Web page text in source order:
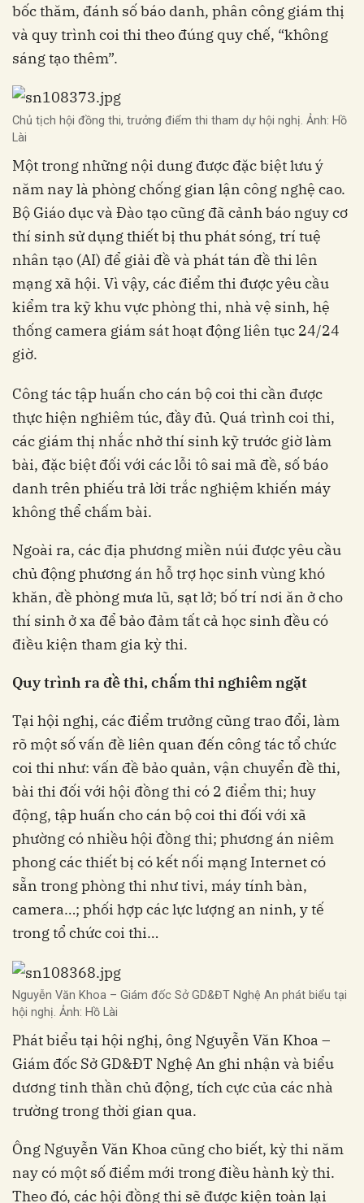
bốc thăm, đánh số báo danh, phân công giám thị
và quy trình coi thi theo đúng quy chế, “không
sáng tạo thêm”.
Chủ tịch hội đồng thi, trưởng điểm thi tham dự hội nghị. Ảnh: Hồ
Lài
Một trong những nội dung được đặc biệt lưu ý
năm nay là phòng chống gian lận công nghệ cao.
Bộ Giáo dục và Đào tạo cũng đã cảnh báo nguy cơ
thí sinh sử dụng thiết bị thu phát sóng, trí tuệ
nhân tạo (AI) để giải đề và phát tán đề thi lên
mạng xã hội. Vì vậy, các điểm thi được yêu cầu
kiểm tra kỹ khu vực phòng thi, nhà vệ sinh, hệ
thống camera giám sát hoạt động liên tục 24/24
giờ.
Công tác tập huấn cho cán bộ coi thi cần được
thực hiện nghiêm túc, đầy đủ. Quá trình coi thi,
các giám thị nhắc nhở thí sinh kỹ trước giờ làm
bài, đặc biệt đối với các lỗi tô sai mã đề, số báo
danh trên phiếu trả lời trắc nghiệm khiến máy
không thể chấm bài.
Ngoài ra, các địa phương miền núi được yêu cầu
chủ động phương án hỗ trợ học sinh vùng khó
khăn, đề phòng mưa lũ, sạt lở; bố trí nơi ăn ở cho
thí sinh ở xa để bảo đảm tất cả học sinh đều có
điều kiện tham gia kỳ thi.
Quy trình ra đề thi, chấm thi nghiêm ngặt
Tại hội nghị, các điểm trưởng cũng trao đổi, làm
rõ một số vấn đề liên quan đến công tác tổ chức
coi thi như: vấn đề bảo quản, vận chuyển đề thi,
bài thi đối với hội đồng thi có 2 điểm thi; huy
động, tập huấn cho cán bộ coi thi đối với xã
phường có nhiều hội đồng thi; phương án niêm
phong các thiết bị có kết nối mạng Internet có
sẵn trong phòng thi như tivi, máy tính bàn,
camera…; phối hợp các lực lượng an ninh, y tế
trong tổ chức coi thi…
Nguyễn Văn Khoa – Giám đốc Sở GD&ĐT Nghệ An phát biểu tại
hội nghị. Ảnh: Hồ Lài
Phát biểu tại hội nghị, ông Nguyễn Văn Khoa –
Giám đốc Sở GD&ĐT Nghệ An ghi nhận và biểu
dương tinh thần chủ động, tích cực của các nhà
trường trong thời gian qua.
Ông Nguyễn Văn Khoa cũng cho biết, kỳ thi năm
nay có một số điểm mới trong điều hành kỳ thi.
Theo đó, các hội đồng thi sẽ được kiện toàn lại